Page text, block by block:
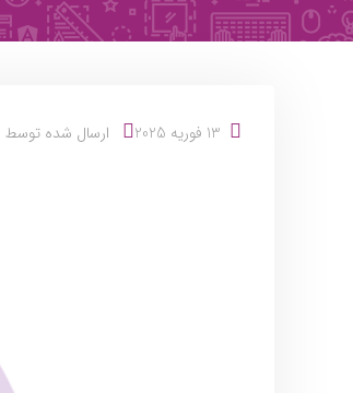
13 فوریه 2025 ارسال شده توسط